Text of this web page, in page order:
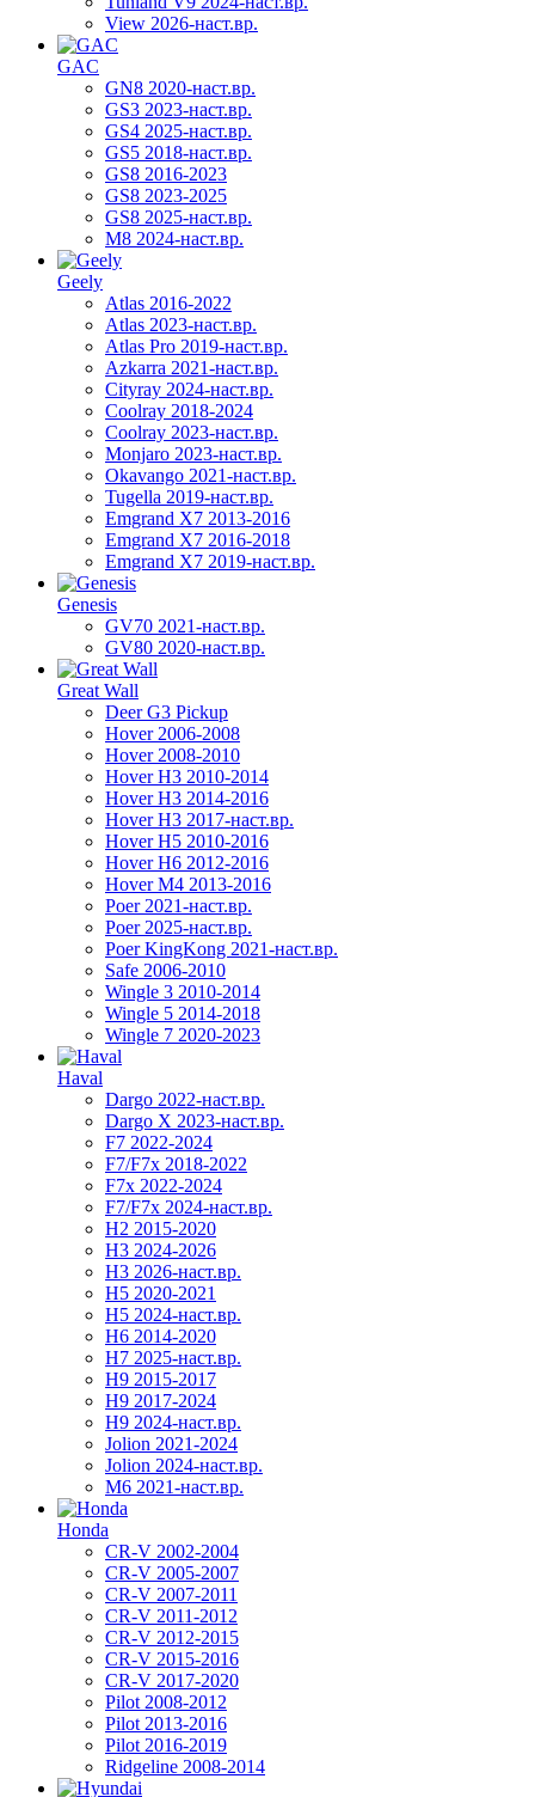
View 2026-наст.вр.
GAC
GN8 2020-наст.вр.
GS3 2023-наст.вр.
GS4 2025-наст.вр.
GS5 2018-наст.вр.
GS8 2016-2023
GS8 2023-2025
GS8 2025-наст.вр.
M8 2024-наст.вр.
Geely
Atlas 2016-2022
Atlas 2023-наст.вр.
Atlas Pro 2019-наст.вр.
Azkarra 2021-наст.вр.
Cityray 2024-наст.вр.
Coolray 2018-2024
Coolray 2023-наст.вр.
Monjaro 2023-наст.вр.
Okavango 2021-наст.вр.
Tugella 2019-наст.вр.
Emgrand Х7 2013-2016
Emgrand X7 2016-2018
Emgrand X7 2019-наст.вр.
Genesis
GV70 2021-наст.вр.
GV80 2020-наст.вр.
Great Wall
Deer G3 Pickup
Hover 2006-2008
Hover 2008-2010
Hover H3 2010-2014
Hover H3 2014-2016
Hover H3 2017-наст.вр.
Hover H5 2010-2016
Hover H6 2012-2016
Hover M4 2013-2016
Poer 2021-наст.вр.
Poer 2025-наст.вр.
Poer KingKong 2021-наст.вр.
Safe 2006-2010
Wingle 3 2010-2014
Wingle 5 2014-2018
Wingle 7 2020-2023
Haval
Dargo 2022-наст.вр.
Dargo X 2023-наст.вр.
F7 2022-2024
F7/F7x 2018-2022
F7x 2022-2024
F7/F7x 2024-наст.вр.
H2 2015-2020
H3 2024-2026
H3 2026-наст.вр.
H5 2020-2021
H5 2024-наст.вр.
H6 2014-2020
H7 2025-наст.вр.
H9 2015-2017
H9 2017-2024
H9 2024-наст.вр.
Jolion 2021-2024
Jolion 2024-наст.вр.
М6 2021-наст.вр.
Honda
CR-V 2002-2004
CR-V 2005-2007
CR-V 2007-2011
CR-V 2011-2012
CR-V 2012-2015
CR-V 2015-2016
CR-V 2017-2020
Pilot 2008-2012
Pilot 2013-2016
Pilot 2016-2019
Ridgeline 2008-2014